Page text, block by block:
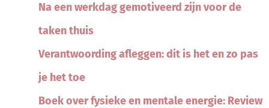
Na een werkdag gemotiveerd zijn voor de
taken thuis
Verantwoording afleggen: dit is het en zo pas
je het toe
Boek over fysieke en mentale energie: Review